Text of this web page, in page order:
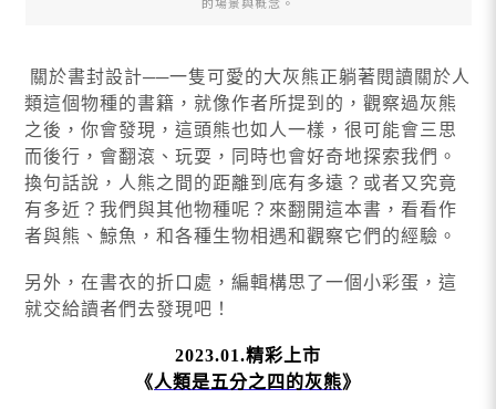
關於書封設計──一隻可愛的大灰熊正躺著閱讀關於人
類這個物種的書籍，就像作者所提到的，觀察過灰熊
之後，你會發現，這頭熊也如人一樣，很可能會三思
而後行，會翻滾、玩耍，同時也會好奇地探索我們。
換句話說，人熊之間的距離到底有多遠？或者又究竟
有多近？我們與其他物種呢？來翻開這本書，看看作
者與熊、鯨魚，和各種生物相遇和觀察它們的經驗。
另外，在書衣的折口處，編輯構思了一個小彩蛋，這
就交給讀者們去發現吧！
2023.01.精彩上市
《人類是五分之四的灰熊》